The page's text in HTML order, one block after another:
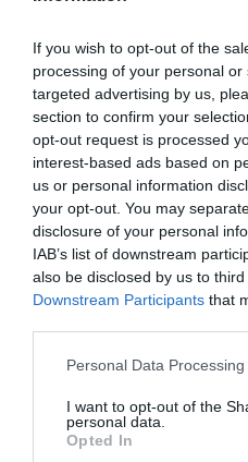
If you wish to opt-out of the
processing of your personal
targeted advertising by us,
section to confirm your
opt-out request is processed
interest-based ads based on
us or personal information
your opt-out. You may
disclosure of your personal
IAB’s list of downstream
also be disclosed by us to
Downstream Participants that
Please note that this website/
not limited to your visit or
grant or deny consent to
use your data for below
Personal Data
I want to opt-out of the
personal data.
Opted In
εμπειρία της σε
ψηφιακών υπηρεσιών
υποδομών για την
συνεχίζει να
σχεδιασμό και την
δημιουργούν πιο
ασφαλείς πόλεις.
TAGS: DOTSOFT ΔΗΜΟΣ